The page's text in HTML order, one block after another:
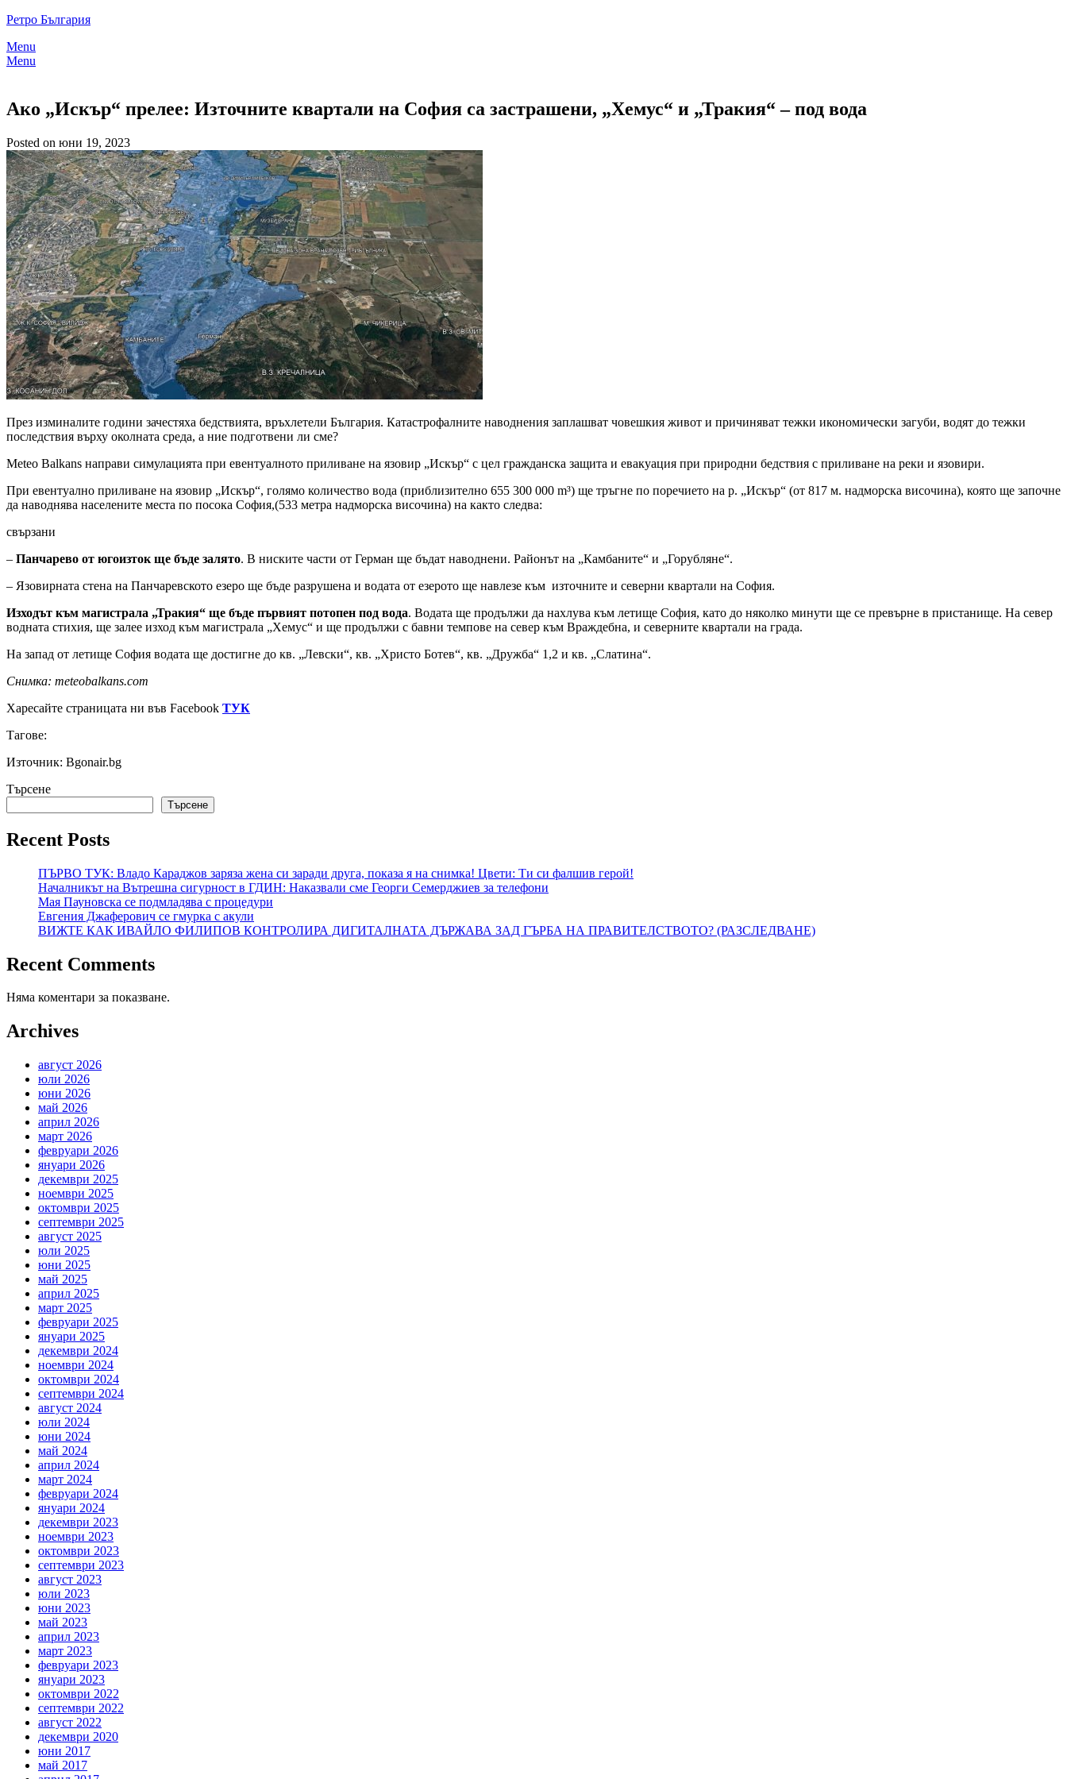
Skip
content
Ретро България
Menu
Menu
Ако „Искър“ прелее: Източните квартали на София са застрашени, „Хемус“ и „Тракия“ – под вода
Posted on юни 19, 2023
През изминалите години зачестяха бедствията, връхлетели България. Катастрофалните наводнения заплашват човешкия живот и причиняват тежки икономически загуби, водят до тежки
последствия върху околната среда, а ние подготвени ли сме?
Meteo Balkans направи симулацията при евентуалното приливане на язовир „Искър“ с цел гражданска защита и евакуация при природни бедствия с приливане на реки и язовири.
При евентуално приливане на язовир „Искър“, голямо количество вода (приблизително 655 300 000 m³) ще тръгне по поречието на р. „Искър“ (от 817 м. надморска височина), която ще започне
да наводнява населените места по посока София,(533 метра надморска височина) на както следва:
свързани
– Панчарево от югоизток ще бъде залято. В ниските части от Герман ще бъдат наводнени. Районът на „Камбаните“ и „Горубляне“.
– Язовирната стена на Панчаревското езеро ще бъде разрушена и водата от езерото ще навлезе към източните и северни квартали на София.
Изходът към магистрала „Тракия“ ще бъде първият потопен под вода. Водата ще продължи да нахлува към летище София, като до няколко минути ще се превърне в пристанище. На север
водната стихия, ще залее изход към магистрала „Хемус“ и ще продължи с бавни темпове на север към Враждебна, и северните квартали на града.
На запад от летище София водата ще достигне до кв. „Левски“, кв. „Христо Ботев“, кв. „Дружба“ 1,2 и кв. „Слатина“.
Снимка: meteobalkans.com
Харесайте страницата ни във Facebook ТУК
Тагове:
Източник: Bgonair.bg
Търсене
Търсене
Recent Posts
ПЪРВО ТУК: Владо Караджов заряза жена си заради друга, показа я на снимка! Цвети: Ти си фалшив герой!
Началникът на Вътрешна сигурност в ГДИН: Наказвали сме Георги Семерджиев за телефони
Мая Пауновска се подмладява с процедури
Евгения Джаферович се гмурка с акули
ВИЖТЕ КАК ИВАЙЛО ФИЛИПОВ КОНТРОЛИРА ДИГИТАЛНАТА ДЪРЖАВА ЗАД ГЪРБА НА ПРАВИТЕЛСТВОТО? (РАЗСЛЕДВАНЕ)
Recent Comments
Няма коментари за показване.
Archives
август 2026
юли 2026
юни 2026
май 2026
април 2026
март 2026
февруари 2026
януари 2026
декември 2025
ноември 2025
октомври 2025
септември 2025
август 2025
юли 2025
юни 2025
май 2025
април 2025
март 2025
февруари 2025
януари 2025
декември 2024
ноември 2024
октомври 2024
септември 2024
август 2024
юли 2024
юни 2024
май 2024
април 2024
март 2024
февруари 2024
януари 2024
декември 2023
ноември 2023
октомври 2023
септември 2023
август 2023
юли 2023
юни 2023
май 2023
април 2023
март 2023
февруари 2023
януари 2023
октомври 2022
септември 2022
август 2022
декември 2020
юни 2017
май 2017